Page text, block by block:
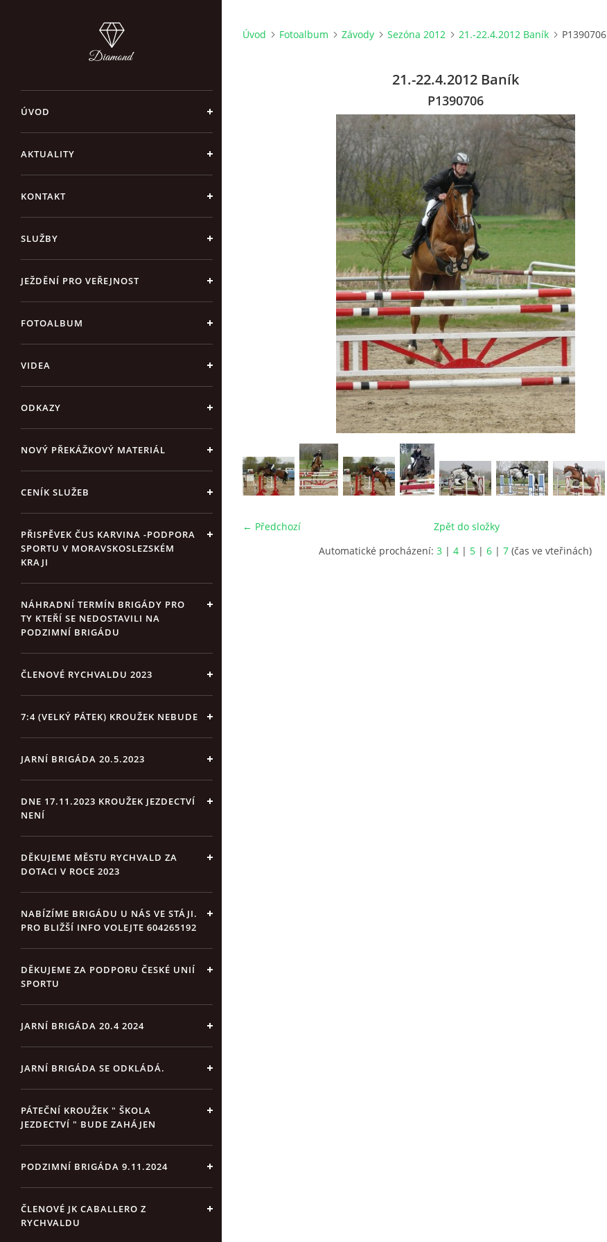
ÚVOD
AKTUALITY
KONTAKT
SLUŽBY
JEŽDĚNÍ PRO VEŘEJNOST
FOTOALBUM
VIDEA
ODKAZY
NOVÝ PŘEKÁŽKOVÝ MATERIÁL
CENÍK SLUŽEB
PŘISPĚVEK ČUS KARVINA -PODPORA
SPORTU V MORAVSKOSLEZSKÉM
KRAJI
NÁHRADNÍ TERMÍN BRIGÁDY PRO
TY KTEŘÍ SE NEDOSTAVILI NA
PODZIMNÍ BRIGÁDU
ČLENOVÉ RYCHVALDU 2023
7:4 (VELKÝ PÁTEK) KROUŽEK NEBUDE
JARNÍ BRIGÁDA 20.5.2023
DNE 17.11.2023 KROUŽEK JEZDECTVÍ
NENÍ
DĚKUJEME MĚSTU RYCHVALD ZA
DOTACI V ROCE 2023
NABÍZÍME BRIGÁDU U NÁS VE STÁJI.
PRO BLIŽŠÍ INFO VOLEJTE 604265192
DĚKUJEME ZA PODPORU ČESKÉ UNIÍ
SPORTU
JARNÍ BRIGÁDA 20.4 2024
JARNÍ BRIGÁDA SE ODKLÁDÁ.
PÁTEČNÍ KROUŽEK " ŠKOLA
JEZDECTVÍ " BUDE ZAHÁJEN
PODZIMNÍ BRIGÁDA 9.11.2024
ČLENOVÉ JK CABALLERO Z
RYCHVALDU
Úvod Fotoalbum Závody Sezóna 2012 21.-22.4.2012 Baník P1390706
21.-22.4.2012 Baník
P1390706
← Předchozí
Zpět do složky
Automatické procházení: 3 | 4 | 5 | 6 | 7 (čas ve vteřinách)